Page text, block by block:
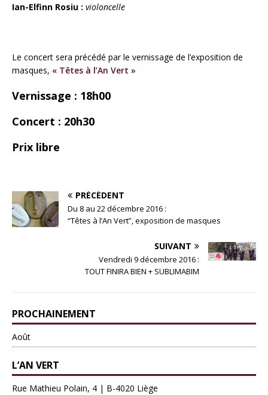
Ian-Elfinn Rosiu : violoncelle
Le concert sera précédé par le vernissage de l’exposition de
masques, « Têtes à l’An Vert »
Vernissage : 18h00
Concert : 20h30
Prix libre
PRÉCÉDENT
Du 8 au 22 décembre 2016 :
“Têtes à l’An Vert”, exposition de masques
SUIVANT
Vendredi 9 décembre 2016 :
TOUT FINIRA BIEN + SUBLIMABIM
PROCHAINEMENT
Août
L’AN VERT
Rue Mathieu Polain, 4 | B-4020 Liège